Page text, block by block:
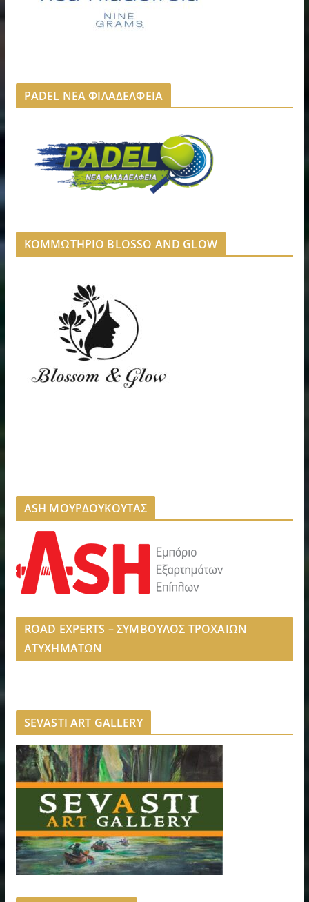
PADEL ΝΕΑ ΦΙΛΑΔΕΛΦΕΙΑ
ΚΟΜΜΩΤΗΡΙΟ BLOSSO AND GLOW
ASH ΜΟΥΡΔΟΥΚΟΥΤΑΣ
ROAD EXPERTS – ΣΥΜΒΟΥΛΟΣ ΤΡΟΧΑΙΩΝ
ΑΤΥΧΗΜΑΤΩΝ
SEVASTI ART GALLERY